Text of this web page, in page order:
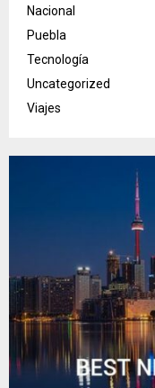
Nacional
Puebla
Tecnología
Uncategorized
Viajes